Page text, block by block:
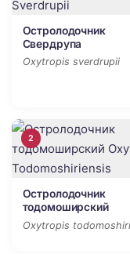
Остролодочник
Свердрупа
Oxytropis sverdrupii
2
Остролодочник
тодомоширский
Oxytropis